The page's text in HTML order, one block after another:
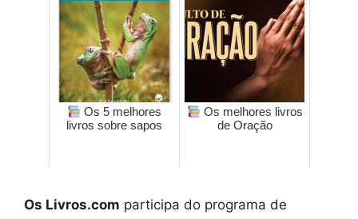
Os 5 melhores
livros sobre sapos
Os melhores livros
de Oração
Os Livros.com participa do programa de